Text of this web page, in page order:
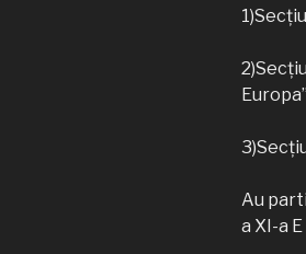
Europa”
Au
a XI-a E